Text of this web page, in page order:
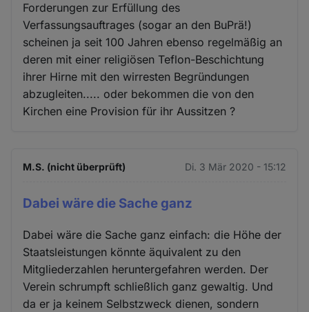
Forderungen zur Erfüllung des
Verfassungsauftrages (sogar an den BuPrä!)
scheinen ja seit 100 Jahren ebenso regelmäßig an
deren mit einer religiösen Teflon-Beschichtung
ihrer Hirne mit den wirresten Begründungen
abzugleiten..... oder bekommen die von den
Kirchen eine Provision für ihr Aussitzen ?
M.S. (nicht überprüft) Di. 3 Mär 2020 - 15:12
Dabei wäre die Sache ganz
Dabei wäre die Sache ganz einfach: die Höhe der
Staatsleistungen könnte äquivalent zu den
Mitgliederzahlen heruntergefahren werden. Der
Verein schrumpft schließlich ganz gewaltig. Und
da er ja keinem Selbstzweck dienen, sondern